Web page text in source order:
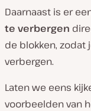
Daarnaast is er
te verbergen
de blokken, zodat
verbergen.
Laten we eens
voorbeelden van